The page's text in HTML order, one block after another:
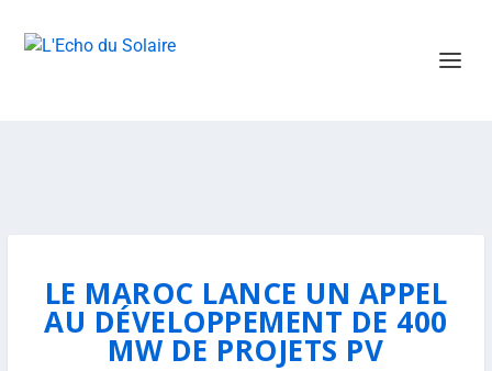
LE MAROC LANCE UN APPEL
AU DÉVELOPPEMENT DE 400
MW DE PROJETS PV